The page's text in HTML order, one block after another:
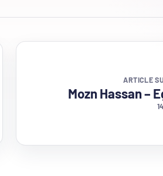
ARTICLE
Mozn Hassan –